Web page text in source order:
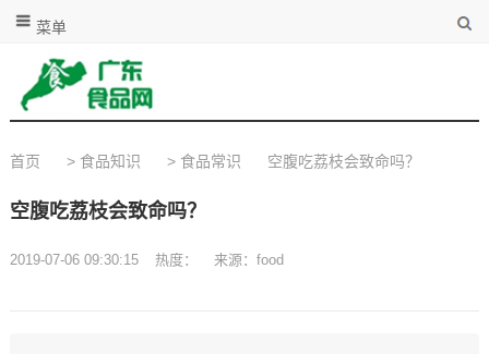
菜单
首页 > 食品知识 > 食品常识 空腹吃荔枝会致命吗？
空腹吃荔枝会致命吗？
2019-07-06 09:30:15 热度： 来源：food